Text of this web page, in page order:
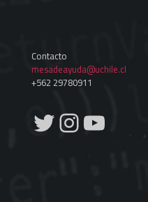
Contacto
mesadeayuda@uchile.cl
+562 29780911
Twitter
Instagram
YouTube